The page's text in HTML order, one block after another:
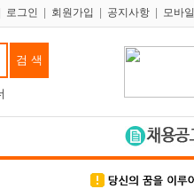
로그인 회원가입 공지사항 모바일